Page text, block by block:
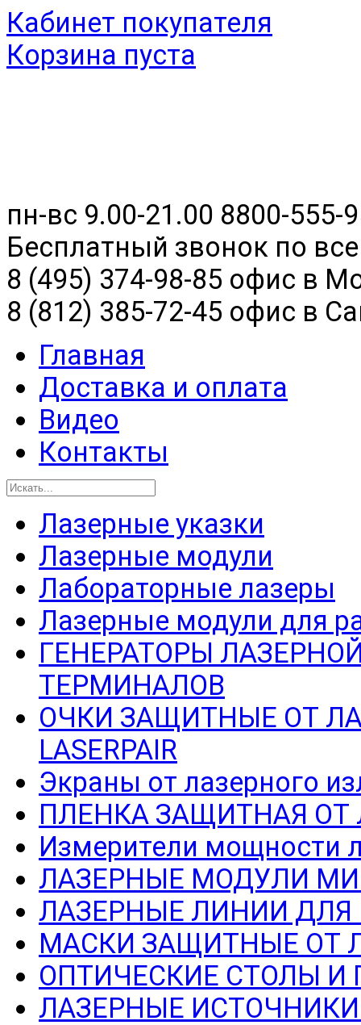
Кабинет покупателя
Корзина пуста
пн-вс 9.00-21.00 8800-555-
Бесплатный звонок по
8 (495) 374-98-85 офис в
8 (812) 385-72-45 офис в
Главная
Доставка и оплата
Видео
Контакты
Лазерные указки
Лазерные модули
Лабораторные лазеры
Лазерные модули для
ГЕНЕРАТОРЫ
ТЕРМИНАЛОВ
ОЧКИ ЗАЩИТНЫЕ ОТ
LASERPAIR
Экраны от лазерного
ПЛЕНКА ЗАЩИТНАЯ ОТ
Измерители мощности
ЛАЗЕРНЫЕ МОДУЛИ
ЛАЗЕРНЫЕ ЛИНИИ
МАСКИ ЗАЩИТНЫЕ ОТ
ОПТИЧЕСКИЕ СТОЛЫ И
ЛАЗЕРНЫЕ ИСТОЧНИКИ